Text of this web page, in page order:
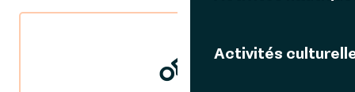
Activités